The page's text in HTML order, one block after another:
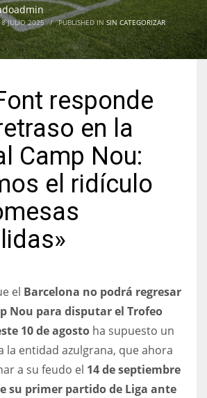
JULIO 2025 / PUBLISHED INSIN CATEGORIZAR
responde
en la
Camp Nou:
el ridículo
el Barcelona no podrá regresar
Nou para disputar el Trofeo
10 de agosto ha supuesto un
la entidad azulgrana, que ahora
a su feudo el 14 de septiembre
su primer partido de Liga ante